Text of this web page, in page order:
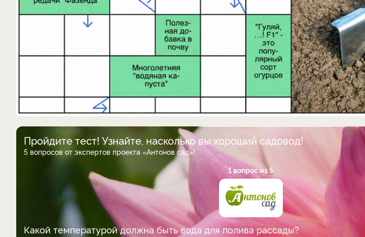
Пройдите тест! Узнайте, насколько вы хороший садовод!
5 вопросов от экспертов проекта «Антонов сад»!
1 вопрос из 5
Какой температурой должна быть вода для полива рассады?